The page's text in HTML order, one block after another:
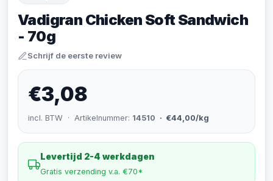
Vadigran Chicken Soft Sandwich
- 70g
Schrijf de eerste review
€3,08
incl. BTW · Artikelnummer: 14510 · €44,00/kg
Levertijd 2-4 werkdagen
Gratis verzending v.a. €70*